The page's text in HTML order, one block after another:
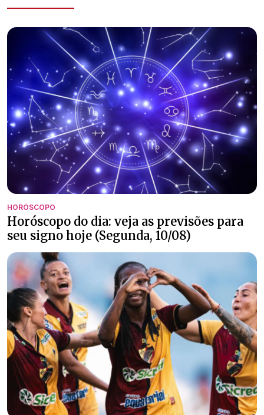
HORÓSCOPO
Horóscopo do dia: veja as previsões para
seu signo hoje (Segunda, 10/08)